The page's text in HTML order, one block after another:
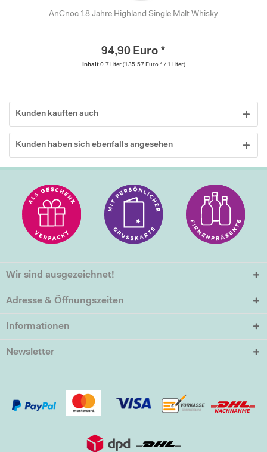
AnCnoc 18 Jahre Highland Single Malt Whisky
94,90 Euro *
Inhalt 0.7 Liter (135,57 Euro * / 1 Liter)
Kunden kauften auch
Kunden haben sich ebenfalls angesehen
Wir sind ausgezeichnet!
Adresse & Öffnungszeiten
Informationen
Newsletter